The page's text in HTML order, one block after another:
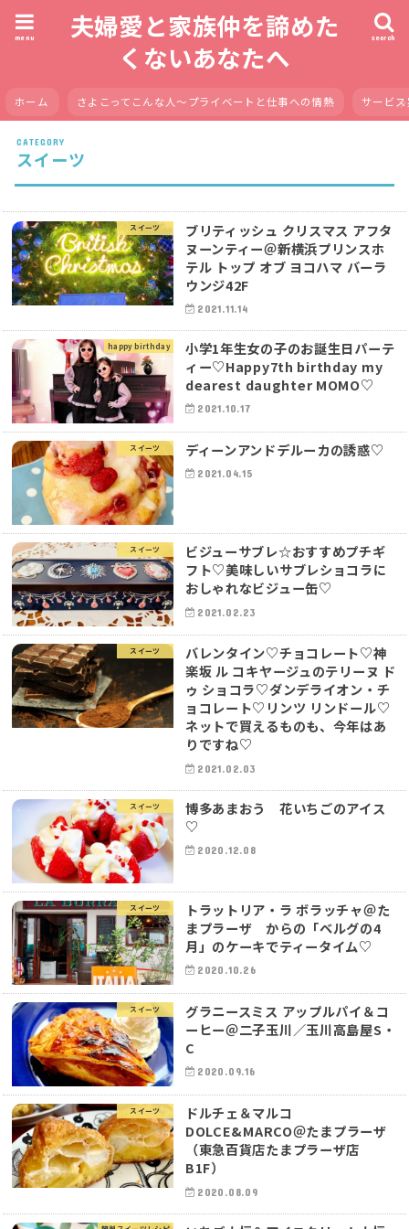
夫婦愛と家族仲を諦めた
くないあなたへ
search
menu
ホーム さよこってこんな人〜プライベートと仕事への情熱 サービ
スイーツ
スイーツ
ブリティッシュ クリスマス アフタ
ヌーンティー＠新横浜プリンスホ
テル トップ オブ ヨコハマ バーラ
ウンジ42F
2021.11.14
happy birthday
小学1年生女の子のお誕生日パーテ
ィー♡Happy7th birthday my
dearest daughter MOMO♡
2021.10.17
スイーツ ディーンアンドデルーカの誘惑♡
2021.04.15
スイーツ
ビジューサブレ☆おすすめプチギ
フト♡美味しいサブレショコラに
おしゃれなビジュー缶♡
2021.02.23
スイーツ
バレンタイン♡チョコレート♡神
楽坂 ル コキヤージュのテリーヌ ド
ゥ ショコラ♡ダンデライオン・チ
ョコレート♡リンツ リンドール♡
ネットで買えるものも、今年はあ
りですね♡
2021.02.03
スイーツ
博多あまおう 花いちごのアイス
♡
2020.12.08
スイーツ
トラットリア・ラ ボラッチャ＠た
まプラーザ からの「ベルグの4
月」のケーキでティータイム♡
2020.10.26
スイーツ
グラニースミス アップルパイ＆コ
ーヒー＠二子玉川／玉川高島屋S・
C
2020.09.16
スイーツ
ドルチェ＆マルコ
DOLCE&MARCO＠たまプラーザ
（東急百貨店たまプラーザ店
B1F）
2020.08.09